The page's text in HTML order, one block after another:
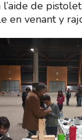
de
en venant y